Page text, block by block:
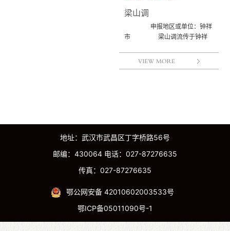
梁山调
申报地区或单位：钟祥
市 梁山调流传于钟祥
地址：武汉市武昌区丁字桥路56号
邮编：430064 电话：027-87276635
传真：027-87276635
鄂公网安备 42010602003533号
鄂ICP备05011090号-1